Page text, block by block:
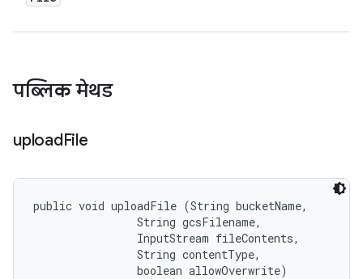
पब्लिक मेथड
uploadFile
public void uploadFile (String bucketName,
                String gcsFilename,
                InputStream fileContents,
                String contentType,
                boolean allowOverwrite)